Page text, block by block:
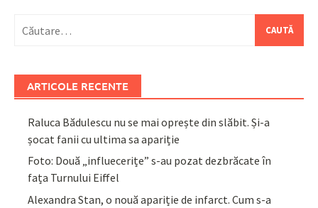
după:
ARTICOLE RECENTE
Raluca Bădulescu nu se mai oprește din slăbit. Și-a
șocat fanii cu ultima sa apariție
Foto: Două „influecerițe” s-au pozat dezbrăcate în
fața Turnului Eiffel
Alexandra Stan, o nouă apariție de infarct. Cum s-a